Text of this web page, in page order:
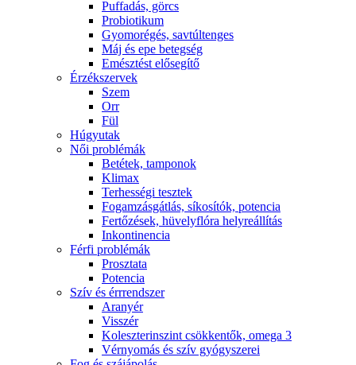
Puffadás, görcs
Probiotikum
Gyomorégés, savtúltenges
Máj és epe betegség
Emésztést elősegítő
Érzékszervek
Szem
Orr
Fül
Húgyutak
Női problémák
Betétek, tamponok
Klimax
Terhességi tesztek
Fogamzásgátlás, síkosítók, potencia
Fertőzések, hüvelyflóra helyreállítás
Inkontinencia
Férfi problémák
Prosztata
Potencia
Szív és érrrendszer
Aranyér
Visszér
Koleszterinszint csökkentők, omega 3
Vérnyomás és szív gyógyszerei